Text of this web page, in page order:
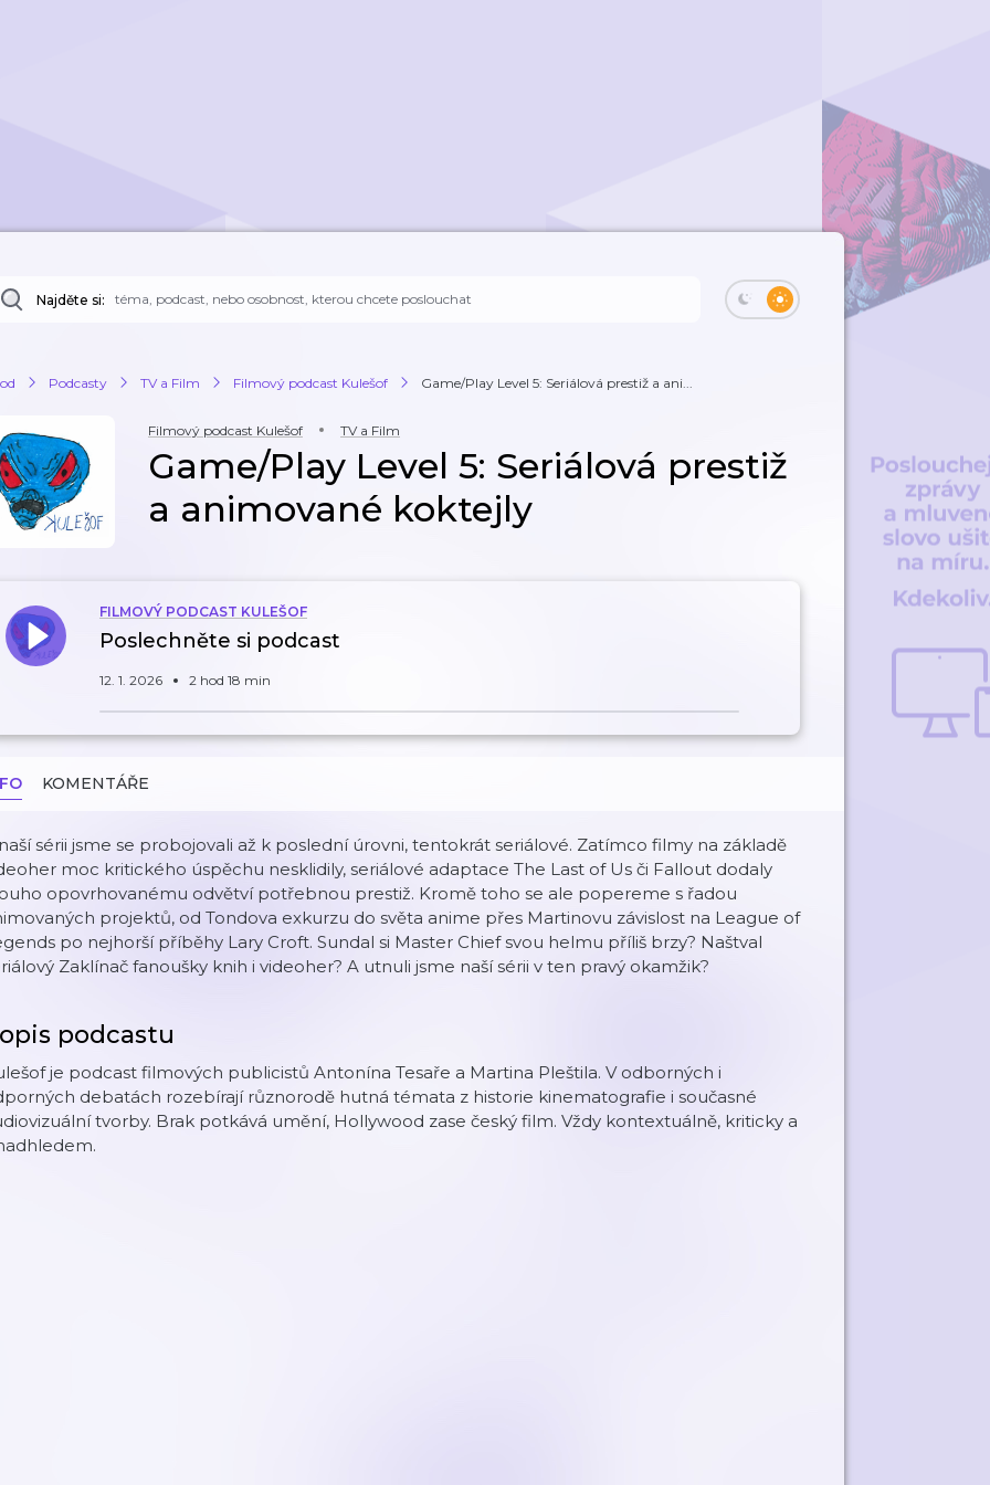
Najděte si:
Podcasty TV a Film Filmový podcast Kulešof Game/Play Level 5: Seriálová prestiž a ani...
Filmový podcast Kulešof TV a Film
Game/Play Level 5: Seriálová prestiž
a animované koktejly
FILMOVÝ PODCAST KULEŠOF
Poslechněte si podcast
12. 1. 2026 2 hod 18 min
KOMENTÁŘE
sérii jsme se probojovali až k poslední úrovni, tentokrát seriálové. Zatímco filmy na základě
moc kritického úspěchu nesklidily, seriálové adaptace The Last of Us či Fallout dodaly
opovrhovanému odvětví potřebnou prestiž. Kromě toho se ale popereme s řadou
projektů, od Tondova exkurzu do světa anime přes Martinovu závislost na League of
po nejhorší příběhy Lary Croft. Sundal si Master Chief svou helmu příliš brzy? Naštval
Zaklínač fanoušky knih i videoher? A utnuli jsme naší sérii v ten pravý okamžik?
podcastu
je podcast filmových publicistů Antonína Tesaře a Martina Pleštila. V odborných i
debatách rozebírají různorodě hutná témata z historie kinematografie i současné
tvorby. Brak potkává umění, Hollywood zase český film. Vždy kontextuálně, kriticky a